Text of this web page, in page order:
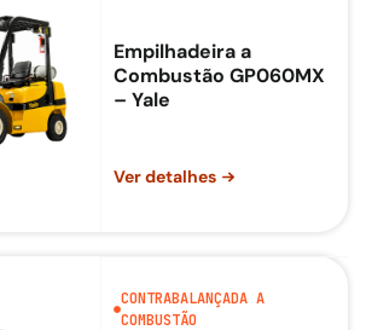
Empilhadeira a
Combustão GP060MX
– Yale
Ver detalhes
CONTRABALANÇADA A
COMBUSTÃO